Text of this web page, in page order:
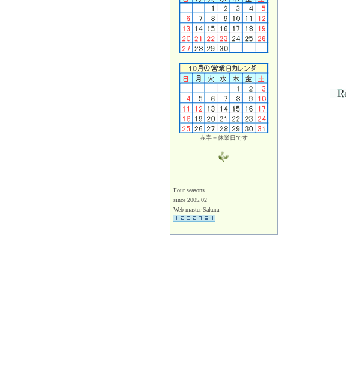
赤字＝休業日です
Four seasons
since 2005.02
Web master Sakura